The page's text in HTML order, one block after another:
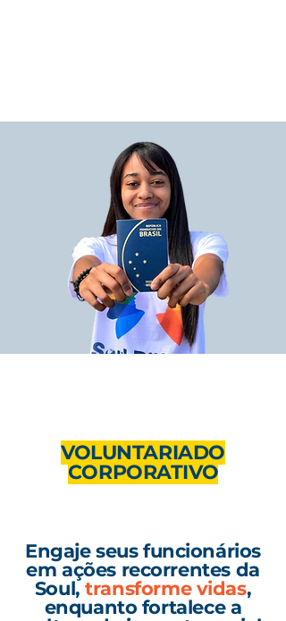
Engaje seus funcionários
em ações recorrentes da
Soul,transforme vidas,
enquanto fortalece a
VOLUNTARIADO
CORPORATIVO